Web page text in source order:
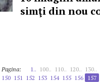
simţi din nou
Pagina: 1.. 100.. 110.. 120.. 130..
150 151 152 153 154 155 156 157